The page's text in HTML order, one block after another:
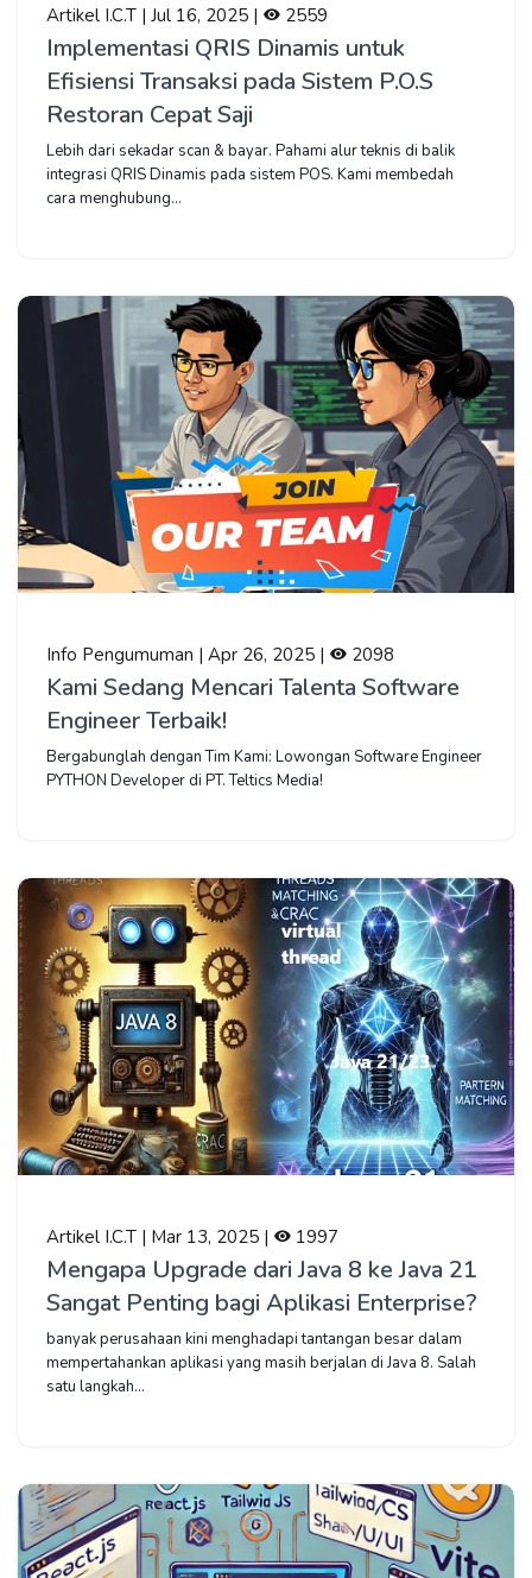
Artikel I.C.T | Jul 16, 2025 | 2559
Implementasi QRIS Dinamis untuk
Efisiensi Transaksi pada Sistem P.O.S
Restoran Cepat Saji
Lebih dari sekadar scan & bayar. Pahami alur teknis di balik
integrasi QRIS Dinamis pada sistem POS. Kami membedah
cara menghubung...
Info Pengumuman | Apr 26, 2025 | 2098
Kami Sedang Mencari Talenta Software
Engineer Terbaik!
Bergabunglah dengan Tim Kami: Lowongan Software Engineer
PYTHON Developer di PT. Teltics Media!
Artikel I.C.T | Mar 13, 2025 | 1997
Mengapa Upgrade dari Java 8 ke Java 21
Sangat Penting bagi Aplikasi Enterprise?
banyak perusahaan kini menghadapi tantangan besar dalam
mempertahankan aplikasi yang masih berjalan di Java 8. Salah
satu langkah...